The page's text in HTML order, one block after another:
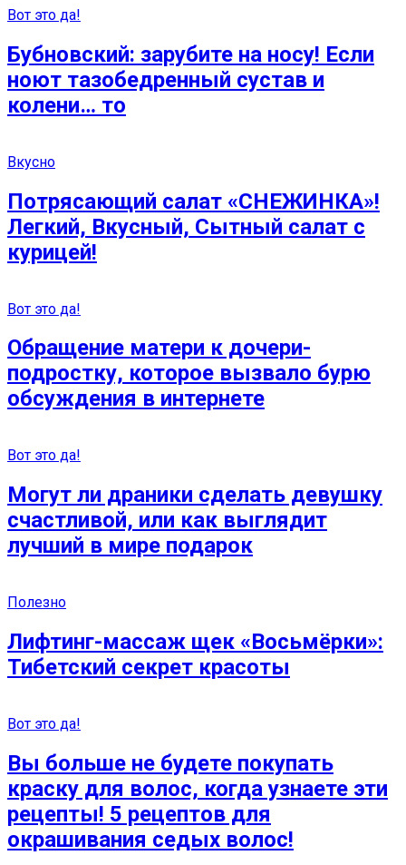
Вот это да!
Бубновский: зарубите на носу! Если
ноют тазобедренный сустав и
колени… то
Вкусно
Потрясающий салат «СНЕЖИНКА»!
Легкий, Вкусный, Сытный салат с
курицей!
Вот это да!
Обращение матери к дочери-
подростку, которое вызвало бурю
обсуждения в интернете
Вот это да!
Могут ли драники сделать девушку
счастливой, или как выглядит
лучший в мире подарок
Полезно
Лифтинг-массаж щек «Восьмёрки»:
Тибетский секрет красоты
Вот это да!
Вы больше не будете покупать
краску для волос, когда узнаете эти
рецепты! 5 рецептов для
окрашивания седых волос!